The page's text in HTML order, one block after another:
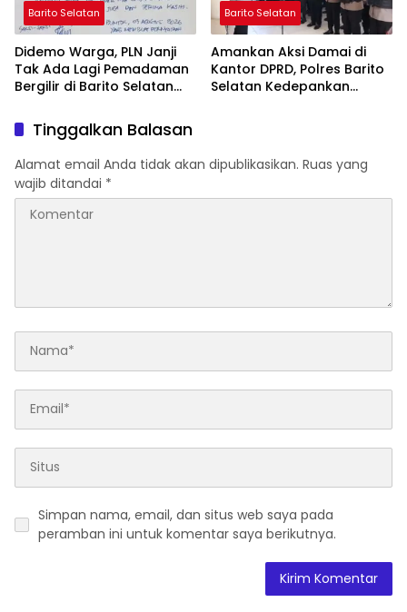
Barito Selatan
Didemo Warga, PLN Janji
Tak Ada Lagi Pemadaman
Bergilir di Barito Selatan
Barito Selatan
Amankan Aksi Damai di
Kantor DPRD, Polres Barito
Selatan Kedepankan
Tinggalkan Balasan
Alamat email Anda tidak akan dipublikasikan. Ruas yang
wajib ditandai *
Simpan nama, email, dan situs web saya pada
peramban ini untuk komentar saya berikutnya.